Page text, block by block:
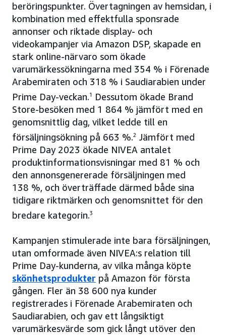
beröringspunkter. Övertagningen av hemsidan, i
kombination med effektfulla sponsrade
annonser och riktade display- och
videokampanjer via Amazon DSP, skapade en
stark online-närvaro som ökade
varumärkessökningarna med 354 % i Förenade
Arabemiraten och 318 % i Saudiarabien under
Prime Day-veckan.1
Dessutom ökade Brand
Store-besöken med 1 864 % jämfört med en
genomsnittlig dag, vilket ledde till en
försäljningsökning på 663 %.2 Jämfört med
Prime Day 2023 ökade NIVEA antalet
produktinformationsvisningar med 81 % och
den annonsgenererade försäljningen med
138 %, och överträffade därmed både sina
tidigare riktmärken och genomsnittet för den
bredare kategorin.3
Kampanjen stimulerade inte bara försäljningen,
utan omformade även NIVEA:s relation till
Prime Day-kunderna, av vilka många köpte
skönhetsprodukter på Amazon för första
gången. Fler än 38 600 nya kunder
registrerades i Förenade Arabemiraten och
Saudiarabien, och gav ett långsiktigt
varumärkesvärde som gick långt utöver den